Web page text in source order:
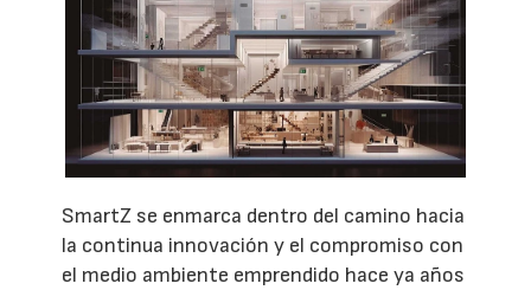
SmartZ se enmarca dentro del camino hacia
la continua innovación y el compromiso con
el medio ambiente emprendido hace ya años